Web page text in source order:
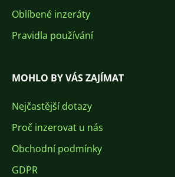
Oblíbené inzeráty
Pravidla používání
MOHLO BY VÁS ZAJÍMAT
Nejčastější dotazy
Proč inzerovat u nás
Obchodní podmínky
GDPR